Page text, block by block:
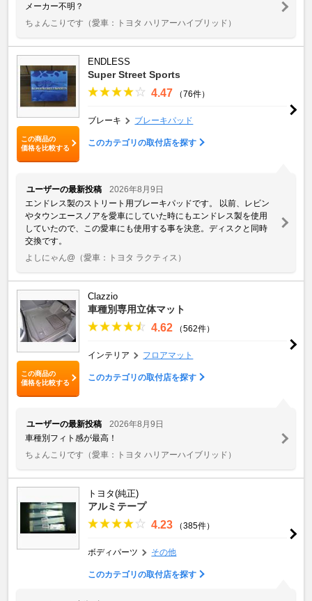
メーカー不明？
ちょんこりです （愛車：トヨタ ハリアーハイブリッド）
この商品の
価格を比較する
ENDLESS
Super Street Sports
4.47 （76件）
ブレーキ ブレーキパッド
このカテゴリの取付店を探す
ユーザーの最新投稿
2026年8月9日
エンドレス製のストリート用ブレーキパッドです。 以前、レビン
やタウンエースノアを愛車にしていた時にもエンドレス製を使用
していたので、この愛車にも使用する事を決意。ディスクと同時
交換です。
よしにゃん@ （愛車：トヨタ ラクティス）
この商品の
価格を比較する
Clazzio
車種別専用立体マット
4.62 （562件）
インテリア フロアマット
このカテゴリの取付店を探す
ユーザーの最新投稿
2026年8月9日
車種別フィト感が最高！
ちょんこりです （愛車：トヨタ ハリアーハイブリッド）
トヨタ(純正)
アルミテープ
4.23 （385件）
ボディパーツ その他
このカテゴリの取付店を探す